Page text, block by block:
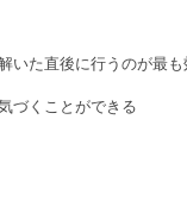
いた直後に行うのが最も
づくことができる